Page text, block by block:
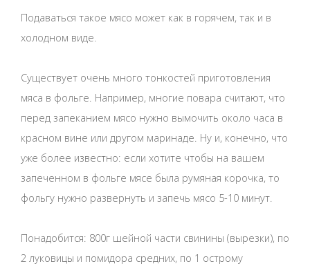
Подаваться такое мясо может как в горячем, так и в
холодном виде.
Существует очень много тонкостей приготовления
мяса в фольге. Например, многие повара считают, что
перед запеканием мясо нужно вымочить около часа в
красном вине или другом маринаде. Ну и, конечно, что
уже более известно: если хотите чтобы на вашем
запеченном в фольге мясе была румяная корочка, то
фольгу нужно развернуть и запечь мясо 5-10 минут.
Понадобится: 800г шейной части свинины (вырезки), по
2 луковицы и помидора средних, по 1 острому